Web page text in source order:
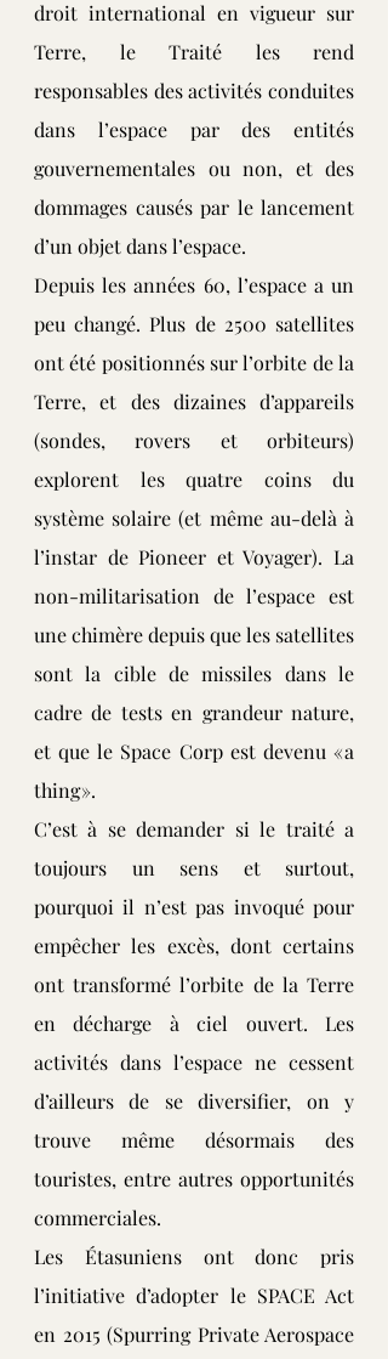
droit international en vigueur sur
Terre, le Traité les rend
responsables des activités conduites
dans l’espace par des entités
gouvernementales ou non, et des
dommages causés par le lancement
d’un objet dans l’espace.
Depuis les années 60, l’espace a un
peu changé. Plus de 2500 satellites
ont été positionnés sur l’orbite de la
Terre, et des dizaines d’appareils
(sondes, rovers et orbiteurs)
explorent les quatre coins du
système solaire (et même au-delà à
l’instar de Pioneer et Voyager). La
non-militarisation de l’espace est
une chimère depuis que les satellites
sont la cible de missiles dans le
cadre de tests en grandeur nature,
et que le Space Corp est devenu « a
thing ».
C’est à se demander si le traité a
toujours un sens et surtout,
pourquoi il n’est pas invoqué pour
empêcher les excès, dont certains
ont transformé l’orbite de la Terre
en décharge à ciel ouvert. Les
activités dans l’espace ne cessent
d’ailleurs de se diversifier, on y
trouve même désormais des
touristes, entre autres opportunités
commerciales.
Les Étasuniens ont donc pris
l’initiative d’adopter le SPACE Act
en 2015 (Spurring Private Aerospace